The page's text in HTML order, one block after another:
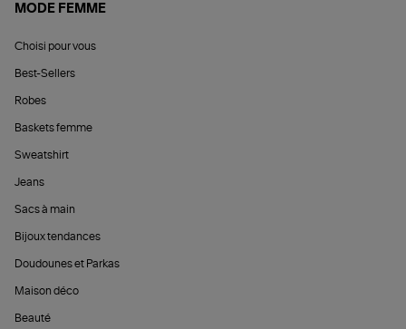
MODE FEMME
Choisi pour vous
Best-Sellers
Robes
Baskets femme
Sweatshirt
Jeans
Sacs à main
Bijoux tendances
Doudounes et Parkas
Maison déco
Beauté